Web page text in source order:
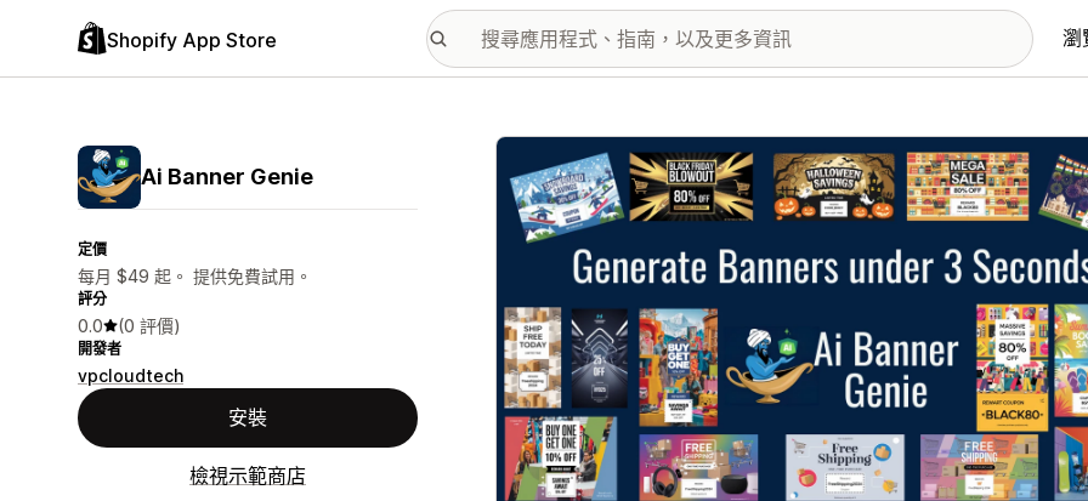
Shopify App Store 瀏
Ai Banner Genie
定價
每月 $49 起。 提供免費試用。
評分
0.0 (0 評價)
開發者
vpcloudtech
安裝
檢視示範商店
主要圖片圖庫